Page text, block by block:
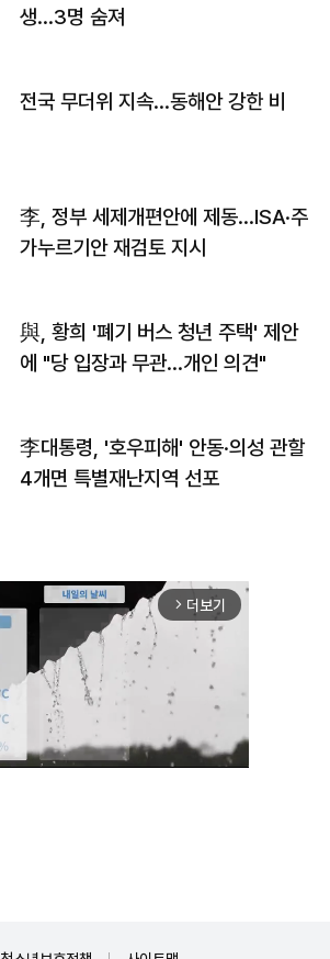
생…3명 숨져
전국 무더위 지속…동해안 강한 비
李, 정부 세제개편안에 제동…ISA·주
가누르기안 재검토 지시
與, 황희 '폐기 버스 청년 주택' 제안
에 "당 입장과 무관…개인 의견"
李대통령, '호우피해' 안동·의성 관할
4개면 특별재난지역 선포
arrow_forward_ios 더보기